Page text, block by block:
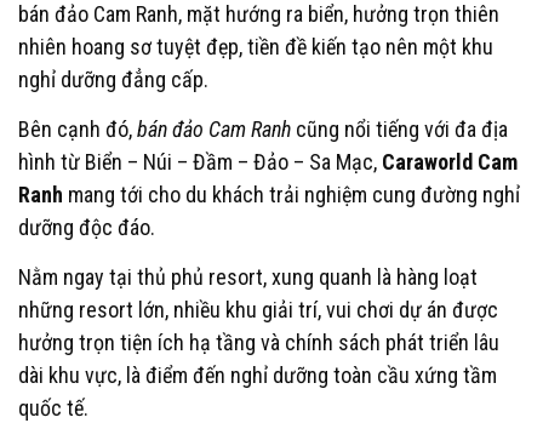
bán đảo Cam Ranh, mặt hướng ra biển, hưởng trọn thiên
nhiên hoang sơ tuyệt đẹp, tiền đề kiến tạo nên một khu
nghỉ dưỡng đẳng cấp.
Bên cạnh đó,bán đảo Cam Ranh cũng nổi tiếng với đa địa
hình từ Biển – Núi – Đầm – Đảo – Sa Mạc, Caraworld Cam
Ranh mang tới cho du khách trải nghiệm cung đường nghỉ
dưỡng độc đáo.
Nằm ngay tại thủ phủ resort, xung quanh là hàng loạt
những resort lớn, nhiều khu giải trí, vui chơi dự án được
hưởng trọn tiện ích hạ tầng và chính sách phát triển lâu
dài khu vực, là điểm đến nghỉ dưỡng toàn cầu xứng tầm
quốc tế.